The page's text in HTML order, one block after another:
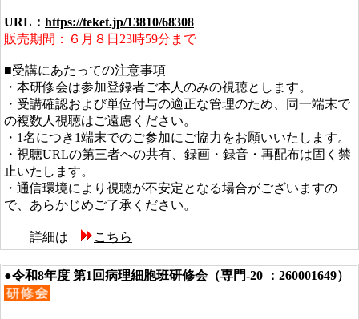
URL： https://teket.jp/13810/68308
販売期間：６月８日23時59分まで
■受講にあたっての注意事項
・本研修会は参加登録者ご本人のみの視聴とします。
・受講確認および単位付与の適正な管理のため、同一端末で
の複数人視聴はご遠慮ください。
・1名につき1端末でのご参加にご協力をお願いいたします。
・視聴URLの第三者への共有、録画・録音・再配布は固く禁
止いたします。
・通信環境により視聴が不安定となる場合がございますの
で、あらかじめご了承ください。
詳細は こちら
●令和8年度 第1回病理細胞班研修会（専門-20 ：260001649）